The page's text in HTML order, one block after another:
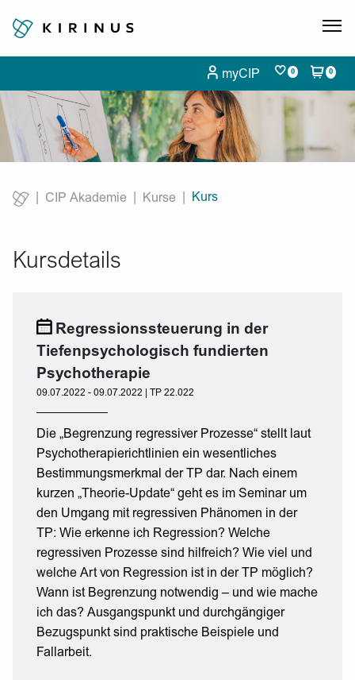
myCIP 0 0
CIP Akademie Kurse
Current:
Kurs
Kursdetails
Regressionssteuerung in der
Tiefenpsychologisch fundierten
Psychotherapie
09.07.2022 - 09.07.2022 | TP 22.022
Die „Begrenzung regressiver Prozesse“ stellt laut
Psychotherapierichtlinien ein wesentliches
Bestimmungsmerkmal der TP dar. Nach einem
kurzen „Theorie-Update“ geht es im Seminar um
den Umgang mit regressiven Phänomen in der
TP: Wie erkenne ich Regression? Welche
regressiven Prozesse sind hilfreich? Wie viel und
welche Art von Regression ist in der TP möglich?
Wann ist Begrenzung notwendig – und wie mache
ich das? Ausgangspunkt und durchgängiger
Bezugspunkt sind praktische Beispiele und
Fallarbeit.